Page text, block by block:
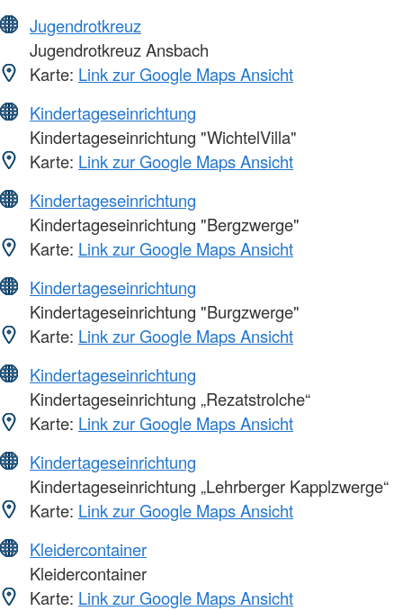
Jugendrotkreuz
Jugendrotkreuz Ansbach
Karte: Link zur Google Maps Ansicht
Kindertageseinrichtung
Kindertageseinrichtung "WichtelVilla"
Karte: Link zur Google Maps Ansicht
Kindertageseinrichtung
Kindertageseinrichtung "Bergzwerge"
Karte: Link zur Google Maps Ansicht
Kindertageseinrichtung
Kindertageseinrichtung "Burgzwerge"
Karte: Link zur Google Maps Ansicht
Kindertageseinrichtung
Kindertageseinrichtung „Rezatstrolche“
Karte: Link zur Google Maps Ansicht
Kindertageseinrichtung
Kindertageseinrichtung „Lehrberger Kapplzwerge“
Karte: Link zur Google Maps Ansicht
Kleidercontainer
Kleidercontainer
Karte: Link zur Google Maps Ansicht